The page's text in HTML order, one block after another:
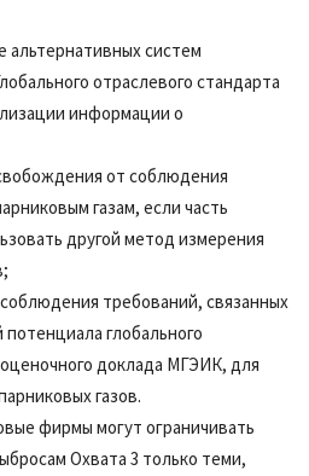
альтернативных систем
отраслевого стандарта
информации о
от соблюдения
газам, если часть
другой метод измерения
требований, связанных
глобального
доклада МГЭИК, для
газов.
фирмы могут ограничивать
Охвата 3 только теми,